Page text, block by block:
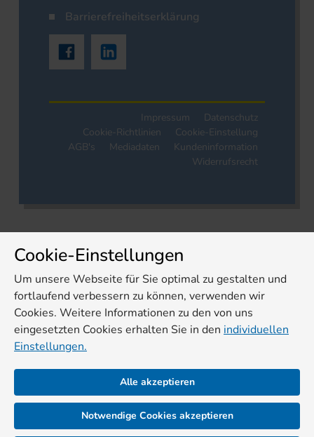
Barrierefreiheitserklärung
Impressum
Datenschutz
Cookie-Richtlinien
Cookie-Einstellung
AGB's
Mediadaten
Kundeninformation
Widerrufsrecht
Cookie-Einstellungen
Um unsere Webseite für Sie optimal zu gestalten und
fortlaufend verbessern zu können, verwenden wir
Cookies. Weitere Informationen zu den von uns
eingesetzten Cookies erhalten Sie in den individuellen
Einstellungen.
Alle akzeptieren
Notwendige Cookies akzeptieren